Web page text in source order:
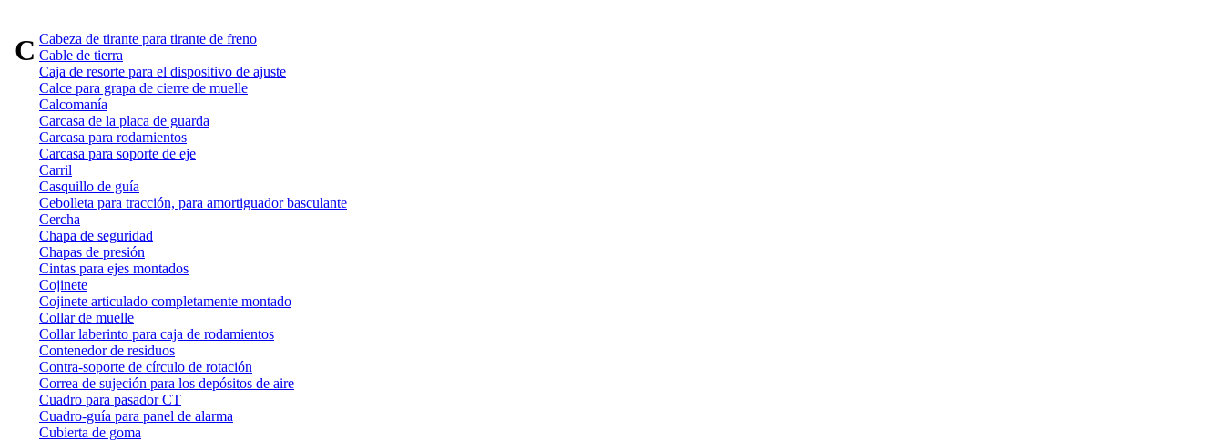
CCabeza de tirante para tirante de freno
Cable de tierra
Caja de resorte para el dispositivo de ajuste
Calce para grapa de cierre de muelle
Calcomanía
Carcasa de la placa de guarda
Carcasa para rodamientos
Carcasa para soporte de eje
Carril
Casquillo de guía
Cebolleta para tracción, para amortiguador basculante
Cercha
Chapa de seguridad
Chapas de presión
Cintas para ejes montados
Cojinete
Cojinete articulado completamente montado
Collar de muelle
Collar laberinto para caja de rodamientos
Contenedor de residuos
Contra-soporte de círculo de rotación
Correa de sujeción para los depósitos de aire
Cuadro para pasador CT
Cuadro-guía para panel de alarma
Cubierta de goma